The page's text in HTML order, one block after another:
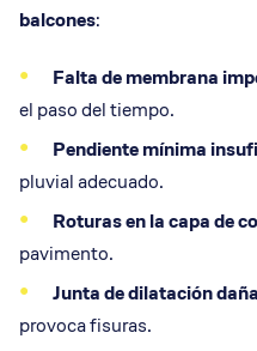
balcones:
Falta demembrana
el paso del tiempo.
Pendiente mínima
pluvial adecuado.
Roturas en lacapa de
pavimento.
Junta de dilatación
provoca fisuras.